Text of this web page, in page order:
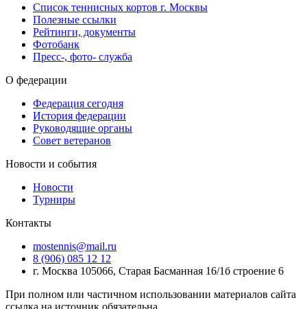
Список теннисных кортов г. Москвы
Полезные ссылки
Рейтинги, документы
Фотобанк
Пресс-, фото- служба
О федерации
Федерация сегодня
История федерации
Руководящие органы
Совет ветеранов
Новости и события
Новости
Турниры
Контакты
mostennis@mail.ru
8 (906) 085 12 12
г. Москва 105066, Старая Басманная 16/1б строение 6
При полном или частичном использовании материалов сайта
ссылка на источник обязательна